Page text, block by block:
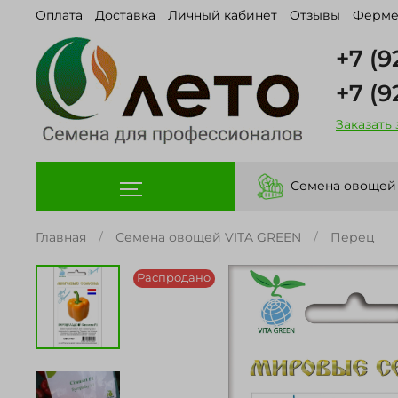
Оплата Доставка Личный кабинет Отзывы
+7
+7
Заказать
Семена овощей
Главная Семена овощей VITA GREEN Перец
Распродано